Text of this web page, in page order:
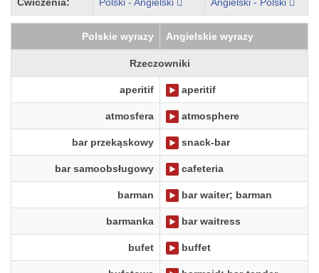
Polskie wyrazy Angielskie wyrazy
Rzeczowniki
aperitif aperitif
atmosfera atmosphere
bar przekąskowy snack-bar
bar samoobsługowy cafeteria
barman bar waiter; barman
barmanka bar waitress
bufet buffet